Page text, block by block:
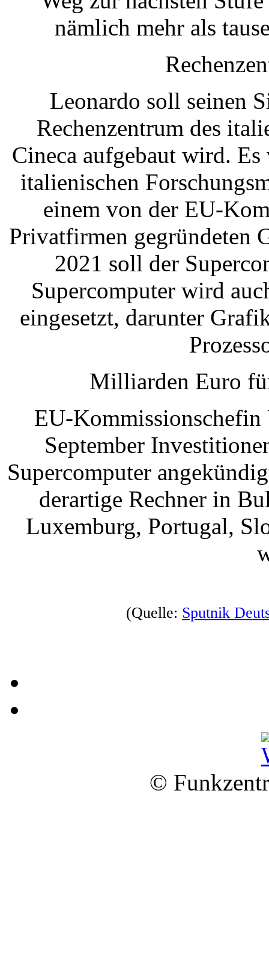
nämlich mehr als
Leonardo soll seinen
Rechenzentrum des
Cineca aufgebaut wird.
italienischen
einem von der EU-
Privatfirmen gegründeten
2021 soll der
Supercomputer wird
eingesetzt, darunter
Milliarden Euro
EU-
September
Supercomputer
derartige Rechner in
Luxemburg, Portugal,
(Quelle: Sputnik
©